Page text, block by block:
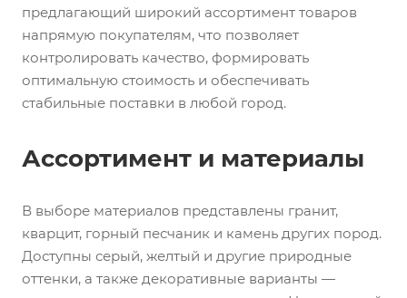
предлагающий широкий ассортимент товаров
напрямую покупателям, что позволяет
контролировать качество, формировать
оптимальную стоимость и обеспечивать
стабильные поставки в любой город.
Ассортимент и материалы
В выборе материалов представлены гранит,
кварцит, горный песчаник и камень других пород.
Доступны серый, желтый и другие природные
оттенки, а также декоративные варианты —